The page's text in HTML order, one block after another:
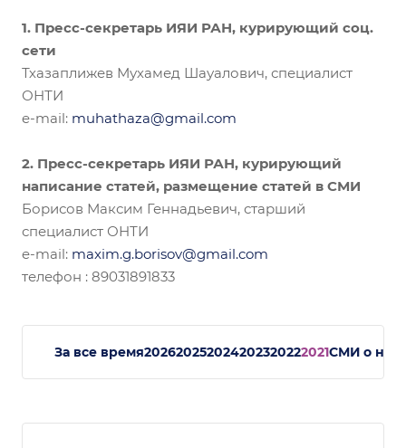
1. Пресс-секретарь ИЯИ РАН, курирующий соц.
сети
Тхазаплижев Мухамед Шауалович, специалист
ОНТИ
e-mail: muhathaza@gmail.com
2. Пресс-секретарь ИЯИ РАН, курирующий
написание статей, размещение статей в СМИ
Борисов Максим Геннадьевич, старший
специалист ОНТИ
e-mail: maxim.g.borisov@gmail.com
телефон : 89031891833
За все время202620252024202320222021СМИ о нас.